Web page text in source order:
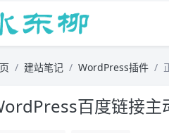
建站笔记 WordPress插件
百度链接